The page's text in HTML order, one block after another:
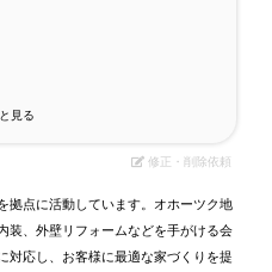
見る
修正・削除依頼
拠点に活動しています。オホーツク地
装、外壁リフォームなどを手がける会
対応し、お客様に最適な家づくりを提